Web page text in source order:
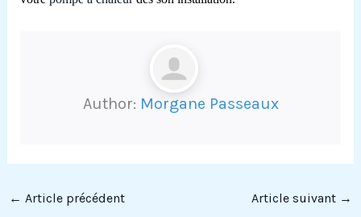
Author: Morgane Passeaux
← Article précédent Article suivant →